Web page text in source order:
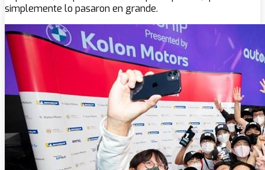
simplemente lo pasaron en grande.